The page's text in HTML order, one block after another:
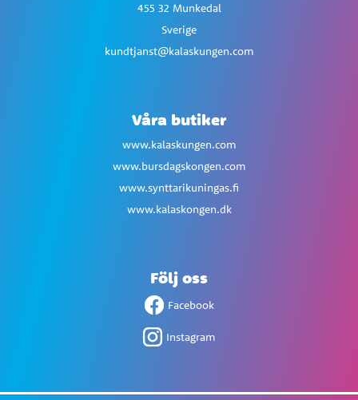
455 32 Munkedal
Sverige
kundtjanst@kalaskungen.com
Våra butiker
www.kalaskungen.com
www.bursdagskongen.com
www.synttarikuningas.fi
www.kalaskongen.dk
Följ oss
Facebook
Instagram